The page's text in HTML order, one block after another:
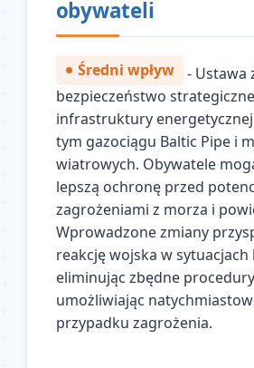
obywateli
Średni wpływ
- Ustawa
bezpieczeństwo
infrastruktury energetycznej
tym gazociągu Baltic Pipe i
wiatrowych. Obywatele
lepszą ochronę przed
zagrożeniami z morza i
Wprowadzone zmiany
reakcję wojska w sytuacjach
eliminując zbędne
umożliwiając
przypadku zagrożenia.